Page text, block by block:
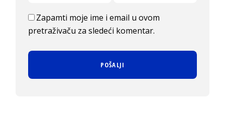
Zapamti moje ime i email u ovom
pretraživaču za sledeći komentar.